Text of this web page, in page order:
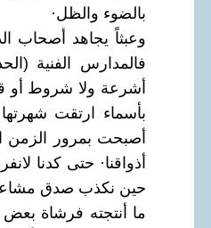
بالضوء والظل·
وعبثاً يجاهد أصحاب
فالمدارس الفنية
أشرعة ولا شروط أو
بأسماء ارتقت شهرتها
أصبحت بمرور الزمن
أذواقنا· حتى كدنا
حين نكذب صدق
ما أنتجته فرشاة